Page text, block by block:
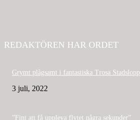
REDAKTÖREN HAR ORDET
Grymt plågsamt i fantastiska Trosa Stadslopp
3 juli, 2022
”Fint att få uppleva flytet några sekunder”